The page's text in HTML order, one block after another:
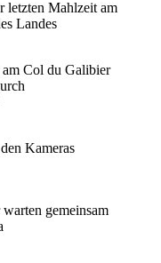
letzten Mahlzeit am
Landes
am Col du Galibier
Kameras
gemeinsam